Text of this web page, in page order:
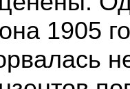
1905